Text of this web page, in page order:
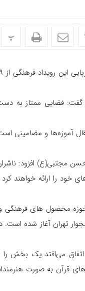
پ
گفت: فضایی ممتاز به
آموزه‌ها و مضامینی
فروردین -۱۴رمضان- در شب میلاد امام حسن مجتبی(ع)
را ارائه خواهند
-۲۰ فروردین ۱۴۰۱- گفت: کسانی که در حوزه محصول های
تهران آغاز شده است.
اتفاق می‌افتد یک بخش را
قرآن به صورت